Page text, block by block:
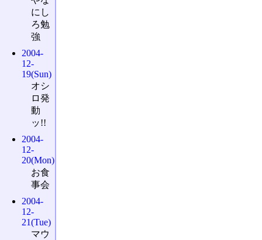
にし
ろ勉
強
2004-
12-
19(Sun)
オシ
ロ発
動
ッ!!
2004-
12-
20(Mon)
お食
事会
2004-
12-
21(Tue)
マウ